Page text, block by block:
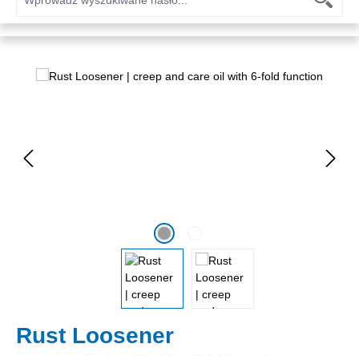
Pomiń galerię zdjęć
Rust Loosener